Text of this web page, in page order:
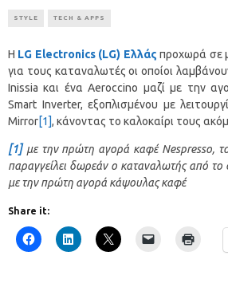
STYLE TECH & APPS
Η LG Electronics (LG) Ελλάς προχωρά σε
για τους καταναλωτές οι οποίοι
Inissia και ένα Aeroccino μαζί με την
Smart Inverter, εξοπλισμένου με
Mirror[1], κάνοντας το καλοκαίρι τους
[1]με την πρώτη αγορά καφέ Νespresso,
παραγγείλει δωρεάν ο καταναλωτής από το
με την πρώτη αγορά κάψουλας καφέ
Share it: